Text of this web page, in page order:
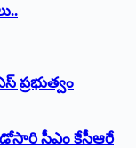
ప్రభుత్వం
సీఎం కేసీఆరే